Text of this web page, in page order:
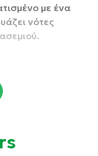
με ένα
νότες